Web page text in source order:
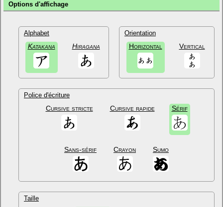
Options d'affichage
Alphabet
Katakana Hiragana
Orientation
Horizontal Vertical
Police d'écriture
Cursive stricte Cursive rapide Sérif
Sans-sérif Crayon Sumo
Taille